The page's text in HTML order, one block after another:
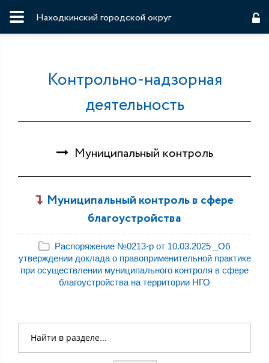
Находкинский городской округ
Контрольно-надзорная
деятельность
Муниципальный контроль
Муниципальный контроль в сфере
благоустройства
Распоряжение №0213-р от 10.03.2025 _Об
утверждении доклада о правоприменительной практике
при осуществлении муниципального контроля в сфере
благоустройства на территории НГО